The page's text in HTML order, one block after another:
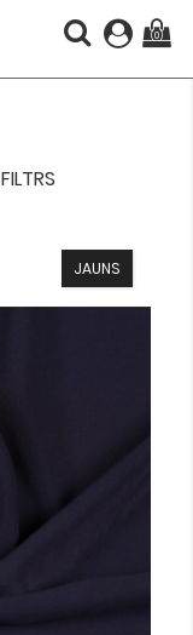
(0)
FILTRS
JAUNS